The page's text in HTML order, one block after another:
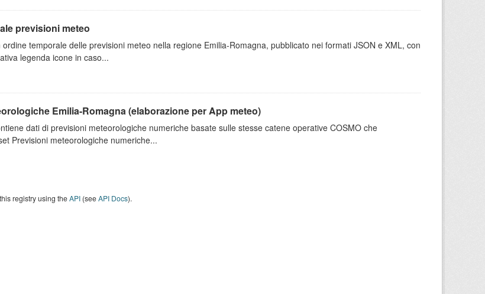
previsioni meteo
ordine temporale delle previsioni meteo nella regione Emilia-Romagna, pubblicato nei formati JSON e XML, con
legenda icone in caso...
Emilia-Romagna (elaborazione per App meteo)
dati di previsioni meteorologiche numeriche basate sulle stesse catene operative COSMO che
Previsioni meteorologiche numeriche...
registry using theAPI(seeAPI Docs).